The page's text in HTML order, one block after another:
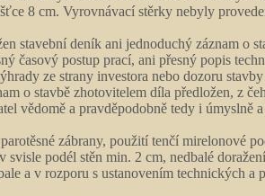
8 cm. Vyrovnávací stěrky nebyly
stavební deník ani jednoduchý záznam o
časový postup prací, ani přesný popis
ze strany investora nebo dozoru
o stavbě zhotovitelem díla předložen, z
vědomě a pravděpodobně tedy i
zábrany, použití tenčí mirelonové
podél stěn min. 2 cm, nedbalé
a v rozporu s ustanovením technických